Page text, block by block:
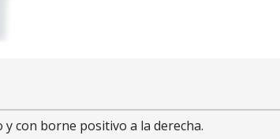
con borne positivo a la derecha.